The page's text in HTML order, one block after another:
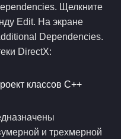
Щелкните
Edit. На экране
Dependencies.
DirectX:
и трехмерной